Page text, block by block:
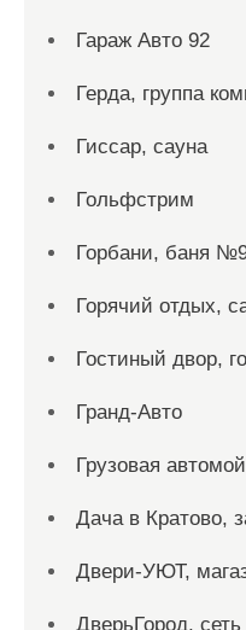
Гараж Авто 92
Герда, группа
Гиссар, сауна
Гольфстрим
Горбани, баня
Горячий отдых,
Гостиный двор,
Гранд-Авто
Грузовая
Дача в Кратово,
Двери-УЮТ,
ДверьГород,